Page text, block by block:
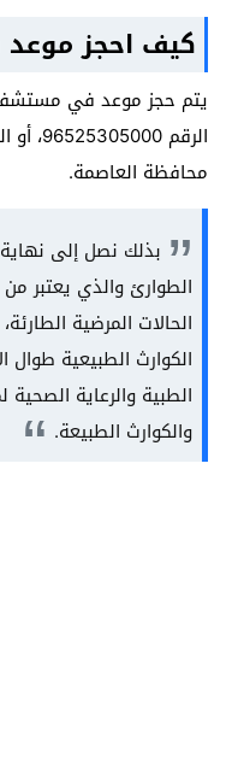
كيف احجز
يتم حجز موعد في
الرقم
محافظة العاصمة.
بذلك نصل إلى
الطوارئ والذي يعتبر
الحالات المرضية
الكوارث الطبيعية طوال
الطبية والرعاية
والكوارث الطبيعة.